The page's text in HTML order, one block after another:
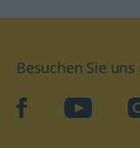
Besuchen Sie uns
facebookYouTube